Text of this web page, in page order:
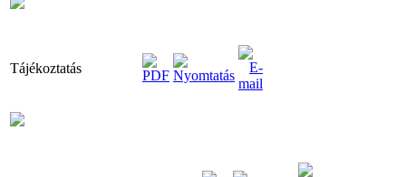
Tájékoztatás